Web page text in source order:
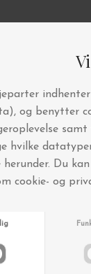
Andre